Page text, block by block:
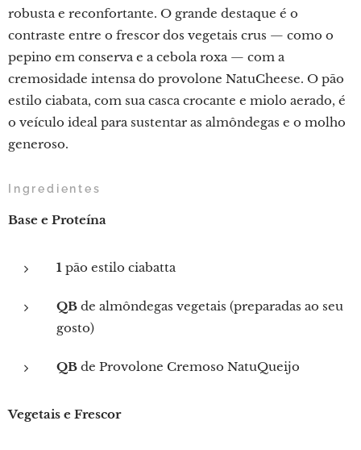
robusta e reconfortante. O grande destaque é o
contraste entre o frescor dos vegetais crus — como o
pepino em conserva e a cebola roxa — com a
cremosidade intensa do provolone NatuCheese. O pão
estilo ciabata, com sua casca crocante e miolo aerado, é
o veículo ideal para sustentar as almôndegas e o molho
generoso.
Ingredientes
Base e Proteína
1 pão estilo ciabatta
QB de almôndegas vegetais (preparadas ao seu
gosto)
QB de Provolone Cremoso NatuQueijo
Vegetais e Frescor